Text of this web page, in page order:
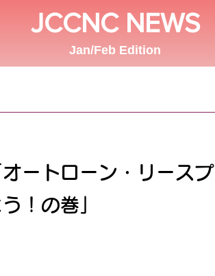
JCCNC NEWS
Jan/Feb Edition
ートローン・リースプ
！の巻」